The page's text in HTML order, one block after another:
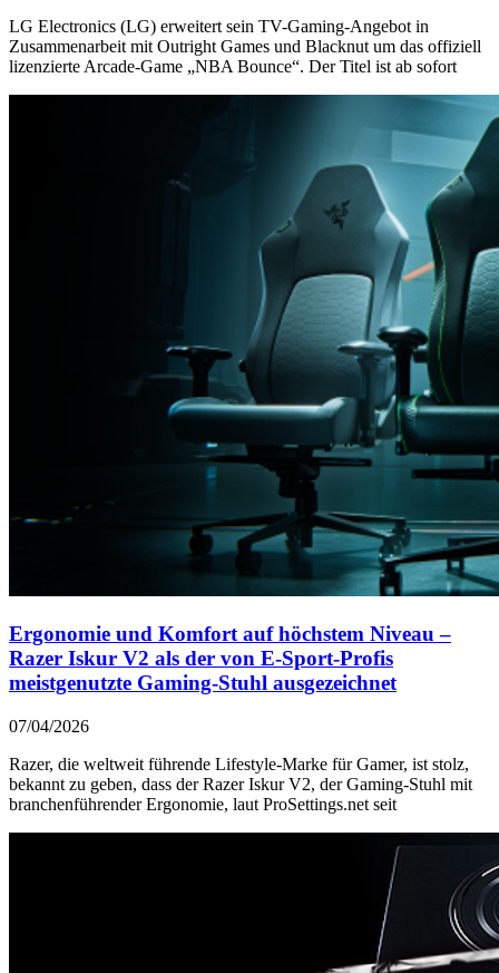
LG Electronics (LG) erweitert sein TV-Gaming-Angebot in
Zusammenarbeit mit Outright Games und Blacknut um das offiziell
lizenzierte Arcade-Game „NBA Bounce“. Der Titel ist ab sofort
Ergonomie und Komfort auf höchstem Niveau –
Razer Iskur V2 als der von E-Sport-Profis
meistgenutzte Gaming-Stuhl ausgezeichnet
07/04/2026
Razer, die weltweit führende Lifestyle‑Marke für Gamer, ist stolz,
bekannt zu geben, dass der Razer Iskur V2, der Gaming‑Stuhl mit
branchenführender Ergonomie, laut ProSettings.net seit